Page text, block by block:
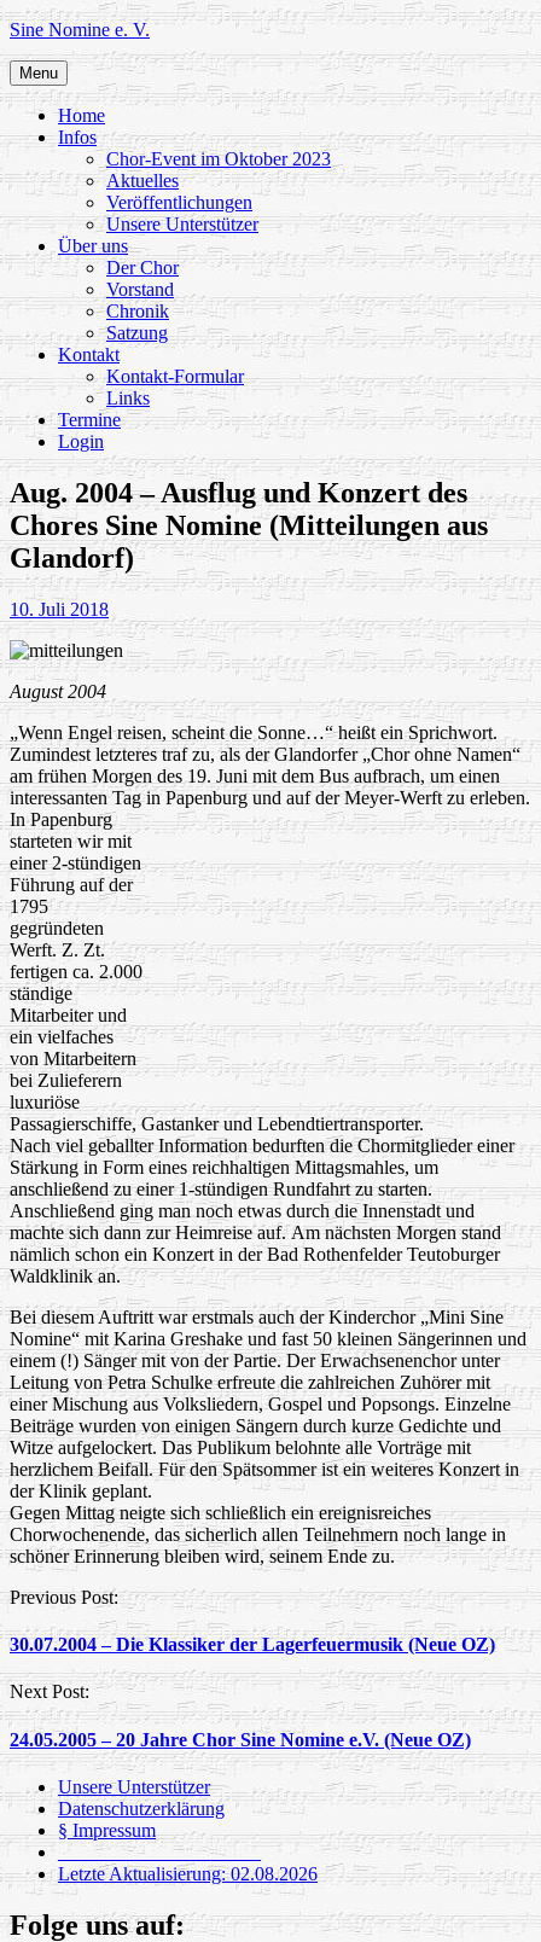
Skip
to
content
Sine Nomine e. V.
Menu
Home
Infos
Chor-Event im Oktober 2023
Aktuelles
Veröffentlichungen
Unsere Unterstützer
Über uns
Der Chor
Vorstand
Chronik
Satzung
Kontakt
Kontakt-Formular
Links
Termine
Login
Aug. 2004 – Ausflug und Konzert des
Chores Sine Nomine (Mitteilungen aus
Glandorf)
10. Juli 2018
August 2004
„Wenn Engel reisen, scheint die Sonne…“ heißt ein Sprichwort.
Zumindest letzteres traf zu, als der Glandorfer „Chor ohne Namen“
am frühen Morgen des 19. Juni mit dem Bus aufbrach, um einen
interessanten Tag in Papenburg und auf der Meyer-Werft zu erleben.
In Papenburg
starteten wir mit
einer 2-stündigen
Führung auf der
1795
gegründeten
Werft. Z. Zt.
fertigen ca. 2.000
ständige
Mitarbeiter und
ein vielfaches
von Mitarbeitern
bei Zulieferern
luxuriöse
Passagierschiffe, Gastanker und Lebendtiertransporter.
Nach viel geballter Information bedurften die Chormitglieder einer
Stärkung in Form eines reichhaltigen Mittagsmahles, um
anschließend zu einer 1-stündigen Rundfahrt zu starten.
Anschließend ging man noch etwas durch die Innenstadt und
machte sich dann zur Heimreise auf. Am nächsten Morgen stand
nämlich schon ein Konzert in der Bad Rothenfelder Teutoburger
Waldklinik an.
Bei diesem Auftritt war erstmals auch der Kinderchor „Mini Sine
Nomine“ mit Karina Greshake und fast 50 kleinen Sängerinnen und
einem (!) Sänger mit von der Partie. Der Erwachsenenchor unter
Leitung von Petra Schulke erfreute die zahlreichen Zuhörer mit
einer Mischung aus Volksliedern, Gospel und Popsongs. Einzelne
Beiträge wurden von einigen Sängern durch kurze Gedichte und
Witze aufgelockert. Das Publikum belohnte alle Vorträge mit
herzlichem Beifall. Für den Spätsommer ist ein weiteres Konzert in
der Klinik geplant.
Gegen Mittag neigte sich schließlich ein ereignisreiches
Chorwochenende, das sicherlich allen Teilnehmern noch lange in
schöner Erinnerung bleiben wird, seinem Ende zu.
Post
Previous Post:
30.07.2004 – Die Klassiker der Lagerfeuermusik (Neue OZ)
Next Post:
24.05.2005 – 20 Jahre Chor Sine Nomine e.V. (Neue OZ)
Unsere Unterstützer
Datenschutzerklärung
§ Impressum
_____________________
Letzte Aktualisierung: 02.08.2026
Folge uns auf: